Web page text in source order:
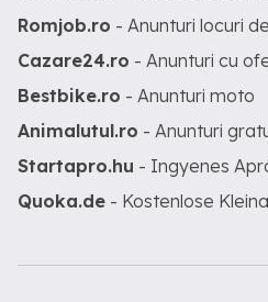
Romjob.ro - Anunturi locuri
Cazare24.ro - Anunturi cu
Bestbike.ro - Anunturi moto
Animalutul.ro - Anunturi
Startapro.hu - Ingyenes
Quoka.de - Kostenlose